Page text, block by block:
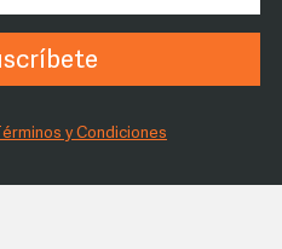
Términos y Condiciones